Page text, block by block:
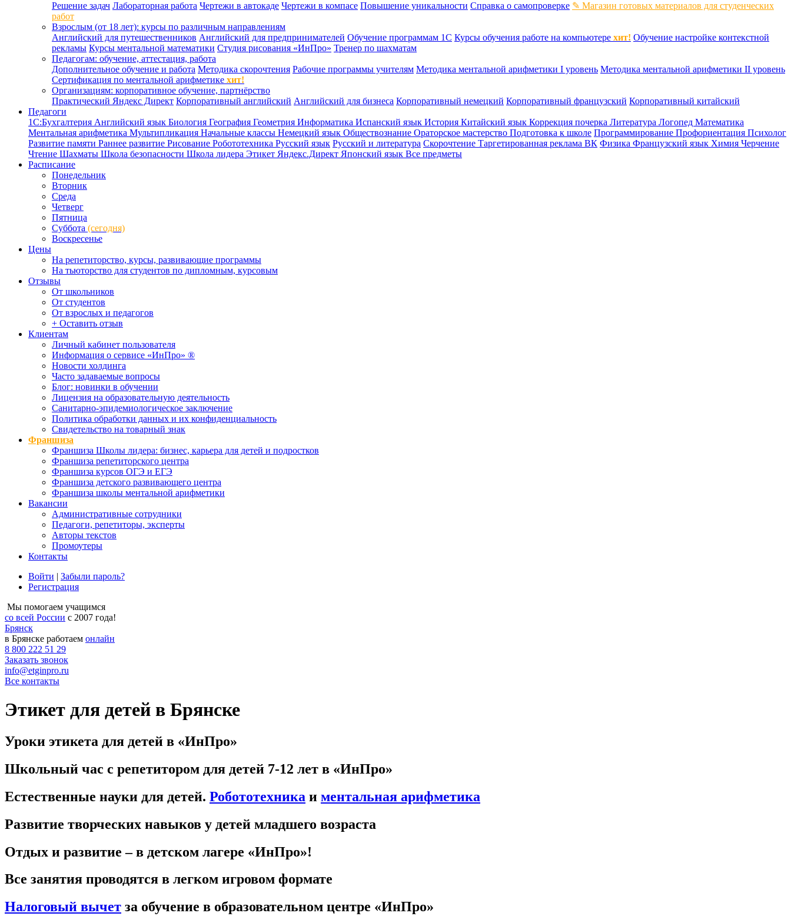
Решение задач Лабораторная работа Чертежи в автокаде Чертежи в компасе Повышение уникальности Справка о самопроверке ✎ Магазин готовых материалов для студенческих
работ
Взрослым (от 18 лет): курсы по различным направлениям
Английский для путешественников Английский для предпринимателей Обучение программам 1С Курсы обучения работе на компьютере хит! Обучение настройке контекстной
рекламы Курсы ментальной математики Студия рисования «ИнПро» Тренер по шахматам
Педагогам: обучение, аттестация, работа
Дополнительное обучение и работа Методика скорочтения Рабочие программы учителям Методика ментальной арифметики I уровень Методика ментальной арифметики II уровень
Сертификация по ментальной арифметике хит!
Организациям: корпоративное обучение, партнёрство
Практический Яндекс Директ Корпоративный английский Английский для бизнеса Корпоративный немецкий Корпоративный французский Корпоративный китайский
Педагоги
1С:Бухгалтерия Английский язык Биология География Геометрия Информатика Испанский язык История Китайский язык Коррекция почерка Литература Логопед Математика
Ментальная арифметика Мультипликация Начальные классы Немецкий язык Обществознание Ораторское мастерство Подготовка к школе Программирование Профориентация Психолог
Развитие памяти Раннее развитие Рисование Робототехника Русский язык Русский и литература Скорочтение Таргетированная реклама ВК Физика Французский язык Химия Черчение
Чтение Шахматы Школа безопасности Школа лидера Этикет Яндекс.Директ Японский язык Все предметы
Расписание
Понедельник
Вторник
Среда
Четверг
Пятница
Суббота (сегодня)
Воскресенье
Цены
На репетиторство, курсы, развивающие программы
На тьюторство для студентов по дипломным, курсовым
Отзывы
От школьников
От студентов
От взрослых и педагогов
+ Оставить отзыв
Клиентам
Личный кабинет пользователя
Информация о сервисе «ИнПро» ®
Новости холдинга
Часто задаваемые вопросы
Блог: новинки в обучении
Лицензия на образовательную деятельность
Санитарно-эпидемиологическое заключение
Политика обработки данных и их конфиденциальность
Свидетельство на товарный знак
Франшиза
Франшиза Школы лидера: бизнес, карьера для детей и подростков
Франшиза репетиторского центра
Франшиза курсов ОГЭ и ЕГЭ
Франшиза детского развивающего центра
Франшиза школы ментальной арифметики
Вакансии
Административные сотрудники
Педагоги, репетиторы, эксперты
Авторы текстов
Промоутеры
Контакты
Войти | Забыли пароль?
Регистрация
Мы помогаем учащимся
со всей России с 2007 года!
Брянск
в Брянске работаем онлайн
8 800 222 51 29
Заказать звонок
info@etginpro.ru
Все контакты
Этикет для детей в Брянске
Уроки этикета для детей в «ИнПро»
Школьный час с репетитором для детей 7-12 лет в «ИнПро»
Естественные науки для детей. Робототехника и ментальная арифметика
Развитие творческих навыков у детей младшего возраста
Отдых и развитие – в детском лагере «ИнПро»!
Все занятия проводятся в легком игровом формате
Налоговый вычет за обучение в образовательном центре «ИнПро»